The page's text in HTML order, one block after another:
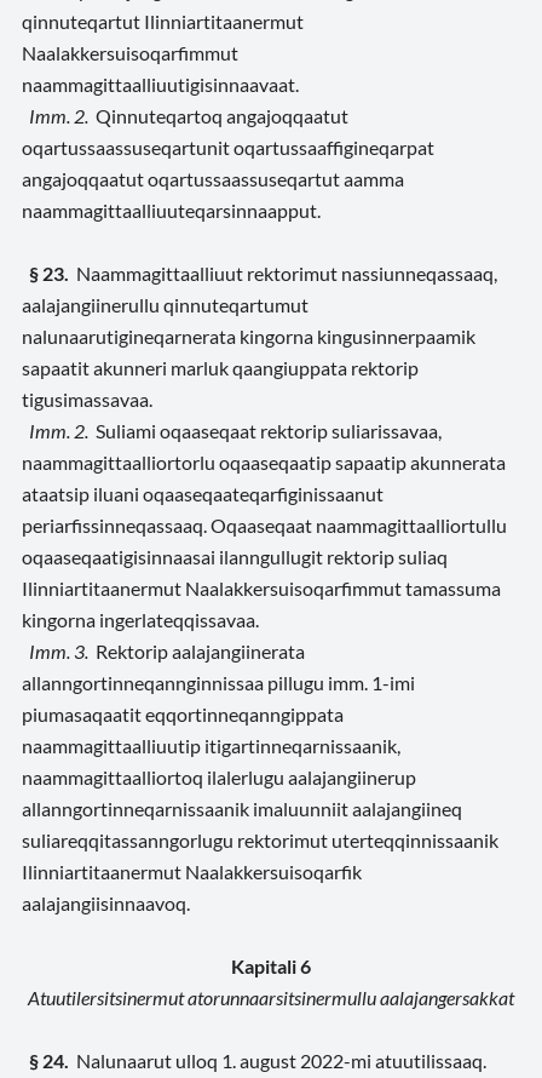
qinnuteqartut Ilinniartitaanermut
Naalakkersuisoqarfimmut
naammagittaalliuutigisinnaavaat.
Imm. 2. Qinnuteqartoq angajoqqaatut
oqartussaassuseqartunit oqartussaaffigineqarpat
angajoqqaatut oqartussaassuseqartut aamma
naammagittaalliuuteqarsinnaapput.
§ 23. Naammagittaalliuut rektorimut nassiunneqassaaq,
aalajangiinerullu qinnuteqartumut
nalunaarutigineqarnerata kingorna kingusinnerpaamik
sapaatit akunneri marluk qaangiuppata rektorip
tigusimassavaa.
Imm. 2. Suliami oqaaseqaat rektorip suliarissavaa,
naammagittaalliortorlu oqaaseqaatip sapaatip akunnerata
ataatsip iluani oqaaseqaateqarfiginissaanut
periarfissinneqassaaq. Oqaaseqaat naammagittaalliortullu
oqaaseqaatigisinnaasai ilanngullugit rektorip suliaq
Ilinniartitaanermut Naalakkersuisoqarfimmut tamassuma
kingorna ingerlateqqissavaa.
Imm. 3. Rektorip aalajangiinerata
allanngortinneqannginnissaa pillugu imm. 1-imi
piumasaqaatit eqqortinneqanngippata
naammagittaalliuutip itigartinneqarnissaanik,
naammagittaalliortoq ilalerlugu aalajangiinerup
allanngortinneqarnissaanik imaluunniit aalajangiineq
suliareqqitassanngorlugu rektorimut uterteqqinnissaanik
Ilinniartitaanermut Naalakkersuisoqarfik
aalajangiisinnaavoq.
Kapitali 6
Atuutilersitsinermut atorunnaarsitsinermullu aalajangersakkat
§ 24. Nalunaarut ulloq 1. august 2022-mi atuutilissaaq.